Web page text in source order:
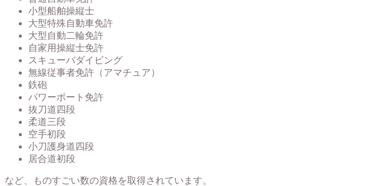
小型船舶操縦士
大型特殊自動車免許
大型自動二輪免許
自家用操縦士免許
スキューバダイビング
無線従事者免許（アマチュア）
鉄砲
パワーボート免許
抜刀道四段
柔道三段
空手初段
小刀護身道四段
居合道初段
など、ものすごい数の資格を取得されています。